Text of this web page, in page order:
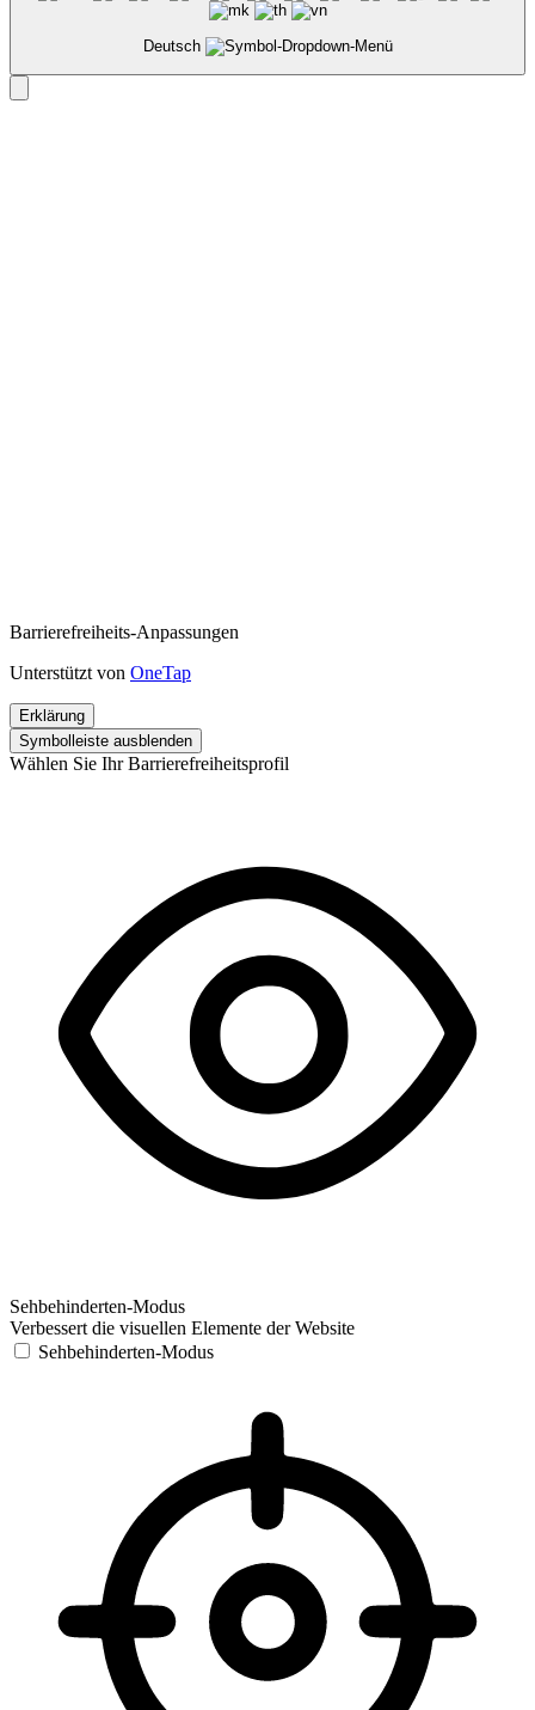
Deutsch
Barrierefreiheits-Anpassungen
Unterstützt von OneTap
Erklärung
Symbolleiste ausblenden
Wählen Sie Ihr Barrierefreiheitsprofil
Sehbehinderten-Modus
Verbessert die visuellen Elemente der Website
Sehbehinderten-Modus